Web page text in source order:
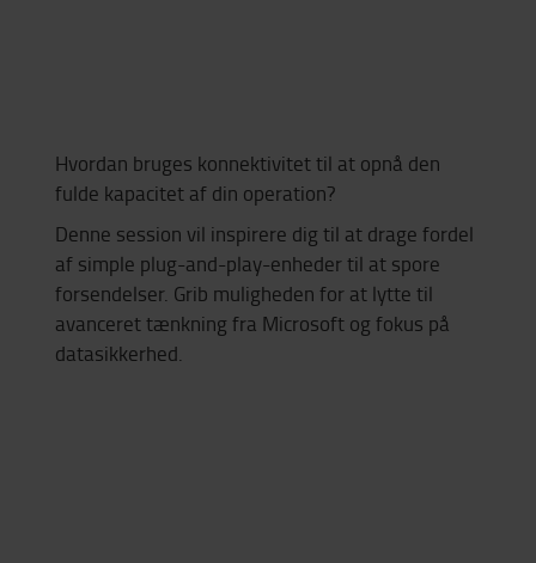
Hvordan bruges konnektivitet til at opnå den
fulde kapacitet af din operation?
Denne session vil inspirere dig til at drage fordel
af simple plug-and-play-enheder til at spore
forsendelser. Grib muligheden for at lytte til
avanceret tænkning fra Microsoft og fokus på
datasikkerhed.